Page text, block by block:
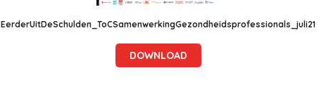
EerderUitDeSchulden_ToCSamenwerkingGezondheidsprofessionals_juli21
DOWNLOAD